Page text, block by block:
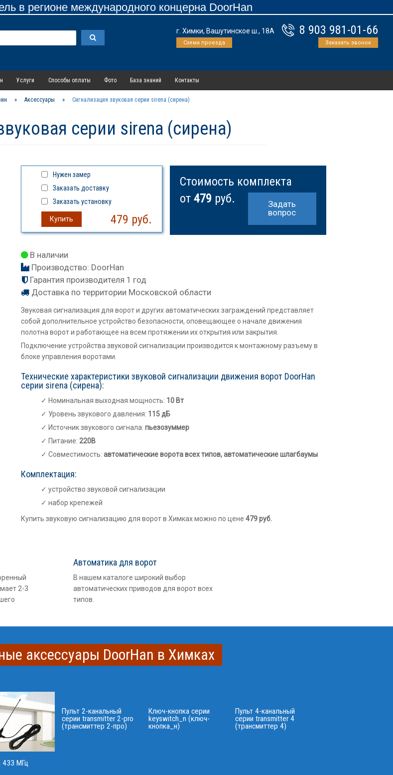
в регионе международного концерна DoorHan
8 903 981-01-66
Заказать звонок
г. Химки, Вашутинское ш., 18А
Схема проезда
Услуги Способы оплаты Фото База знаний Контакты
» Аксессуары » Сигнализация звуковая серии sirena (сирена)
серии sirena (сирена)
Нужен замер
Заказать доставку
Заказать установку
Купить 479 руб.
Стоимость комплекта
от 479 руб.
Задать
вопрос
В наличии
Производство: DoorHan
Гарантия производителя 1 год
Доставка по территории Московской области
Звуковая сигнализация для ворот и других автоматических заграждений представляет
собой дополнительное устройство безопасности, оповещающее о начале движения
полотна ворот и работающее на всем протяжении их открытия или закрытия.
Подключение устройства звуковой сигнализации производится к монтажному разъему в
блоке управления воротами.
Технические характеристики звуковой сигнализации движения ворот DoorHan
серии sirena (сирена):
Номинальная выходная мощность: 10 Вт
Уровень звукового давления: 115 дБ
Источник звукового сигнала:пьезозуммер
Питание: 220В
Совместимость:автоматические ворота всех типов, автоматические шлагбаумы
Комплектация:
устройство звуковой сигнализации
набор крепежей
Купить звуковую сигнализацию для ворот в Химках можно по цене479 руб.
2-3
Автоматика для ворот
В нашем каталоге широкий выбор
автоматических приводов для ворот всех
типов.
аксессуары DoorHan в Химках
433 МГц
Пульт 2-канальный
серии transmitter 2-pro
(трансмиттер 2-про)
Ключ-кнопка серии
keyswitch_n (ключ-
кнопка_н)
Пульт 4-канальный
серии transmitter 4
(трансмиттер 4)